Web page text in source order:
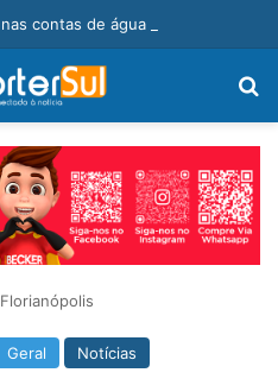
Florianópolis
Geral Notícias